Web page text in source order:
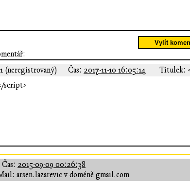
Vylít
(neregistrovaný)
Čas: 2017-11-10 16:05:14
Titulek:
script>
Čas: 2015-09-09 00:26:38
arsen.lazarevic v doméně gmail.com